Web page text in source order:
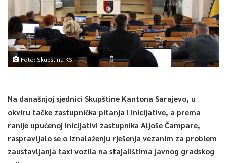
Foto: Skupština KS
Na današnjoj sjednici Skupštine Kantona Sarajevo, u
okviru tačke zastupnička pitanja i inicijative, a prema
ranije upućenoj inicijativi zastupnika Aljoše Čampare,
raspravljalo se o iznalaženju rješenja vezanim za problem
zaustavljanja taxi vozila na stajalištima javnog gradskog